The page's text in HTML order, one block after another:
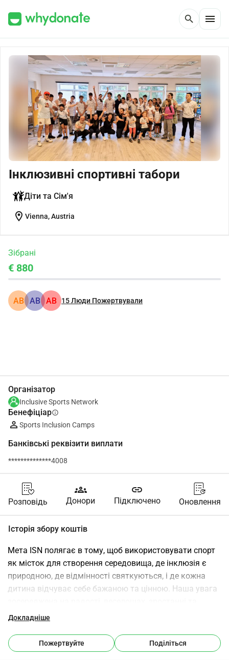
search menu
Інклюзивні спортивні табори
Діти та Сім'я
location_on Vienna, Austria
Зібрані
€ 880
АВ АВ АВ 15Люди Пожертвували
Організатор
Inclusive Sports Network
Бенефіціарinfo
Sports Inclusion Camps
Банківські реквізити виплати
**************4008
Розповідь
groups
Донори
link
Підключено Оновлення
Історія збору коштів
Мета ISN полягає в тому, щоб використовувати спорт
як місток для створення середовища, де інклюзія є
природною, де відмінності святкуються, і де кожна
дитина відчуває себе бажаною та цінною. Наша увага
дружбі.
інвалідністю та без і включають: ТЕНІС ФУТБОЛ
БЕЙСБОЛ - ТАНЕЦЬ ЙОГА МИСТЕЦТВО МУЗИКА
Докладніше
Пожертвуйте Поділіться